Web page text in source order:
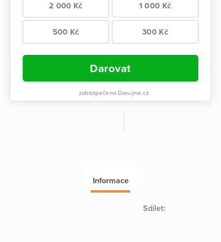
2 000 Kč 1 000 Kč
500 Kč 300 Kč
Darovat
zabezpečeno Darujme.cz
Informace
Sdílet: